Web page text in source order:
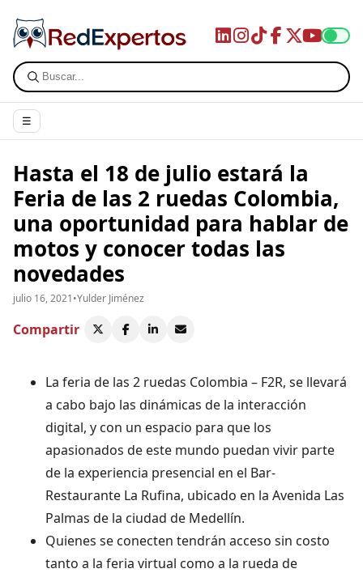
☰
Hasta el 18 de julio estará la
Feria de las 2 ruedas Colombia,
una oportunidad para hablar de
motos y conocer todas las
novedades
julio 16, 2021•Yulder Jiménez
Compartir
La feria de las 2 ruedas Colombia – F2R, se llevará
a cabo bajo las dinámicas de la interacción
digital, y con un espacio para que los
apasionados de este mundo puedan vivir parte
de la experiencia presencial en el Bar-
Restaurante La Rufina, ubicado en la Avenida Las
Palmas de la ciudad de Medellín.
Quienes se conecten tendrán acceso sin costo
tanto a la feria virtual como a la rueda de